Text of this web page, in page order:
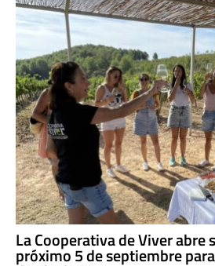
La Cooperativa de Viver abre
próximo 5 de septiembre